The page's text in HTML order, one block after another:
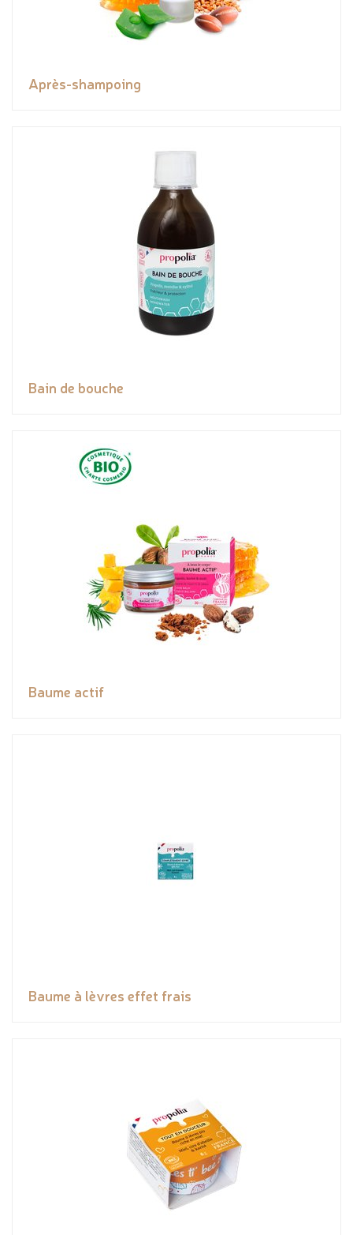
Après-shampoing
Bain de bouche
Baume actif
Baume à lèvres effet frais